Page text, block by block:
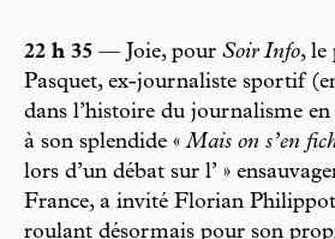
22 h 35 — Joie, pour Soir Info, le
Pasquet, ex-journaliste sportif
dans l’histoire du journalisme
à son splendide «Mais on s’en
lors d’un débat sur l’ »
France, a invité Florian
roulant désormais pour son